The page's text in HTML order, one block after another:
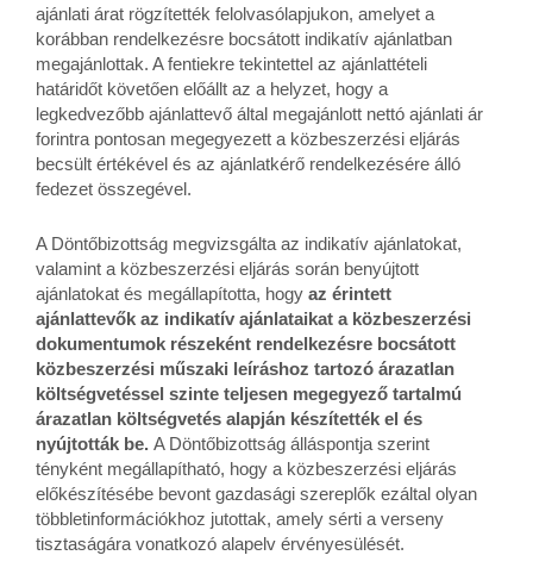
ajánlati árat rögzítették felolvasólapjukon, amelyet a
korábban rendelkezésre bocsátott indikatív ajánlatban
megajánlottak. A fentiekre tekintettel az ajánlattételi
határidőt követően előállt az a helyzet, hogy a
legkedvezőbb ajánlattevő által megajánlott nettó ajánlati ár
forintra pontosan megegyezett a közbeszerzési eljárás
becsült értékével és az ajánlatkérő rendelkezésére álló
fedezet összegével.
A Döntőbizottság megvizsgálta az indikatív ajánlatokat,
valamint a közbeszerzési eljárás során benyújtott
ajánlatokat és megállapította, hogy az érintett
ajánlattevők az indikatív ajánlataikat a közbeszerzési
dokumentumok részeként rendelkezésre bocsátott
közbeszerzési műszaki leíráshoz tartozó árazatlan
költségvetéssel szinte teljesen megegyező tartalmú
árazatlan költségvetés alapján készítették el és
nyújtották be. A Döntőbizottság álláspontja szerint
tényként megállapítható, hogy a közbeszerzési eljárás
előkészítésébe bevont gazdasági szereplők ezáltal olyan
többletinformációkhoz jutottak, amely sérti a verseny
tisztaságára vonatkozó alapelv érvényesülését.